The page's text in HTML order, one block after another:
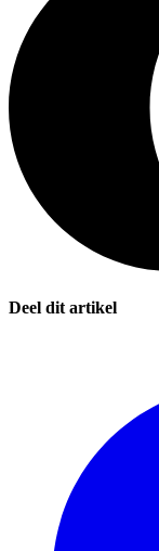
Deel dit artikel